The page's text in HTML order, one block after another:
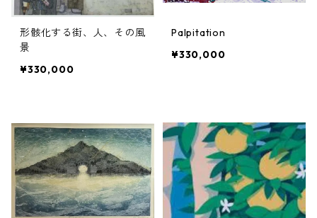
形骸化する街、人、その風
景
¥330,000
Palpitation
¥330,000